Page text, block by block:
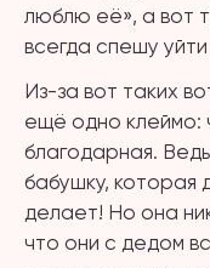
люблю её», а вот
всегда спешу уйти
Из-за вот таких
ещё одно клеймо:
благодарная.
бабушку, которая
делает! Но она
что они с дедом